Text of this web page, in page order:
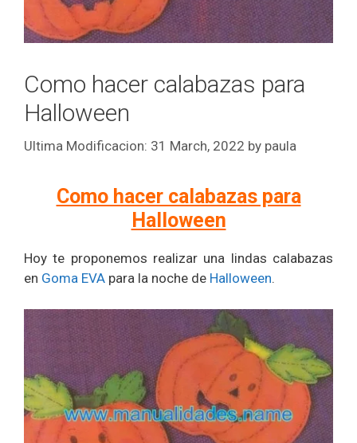
Como hacer calabazas para
Halloween
31 March, 2022 by paula
Como hacer calabazas para
Halloween
Hoy te proponemos realizar una lindas calabazas
en Goma EVA para la noche de Halloween.